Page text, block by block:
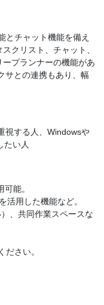
とチャット機能を備え
クリスト、チャット、
プランナーの機能があ
サとの連携もあり、幅
視する人、Windowsや
たい人
能。
活用した機能など。
、共同作業スペースな
ださい。